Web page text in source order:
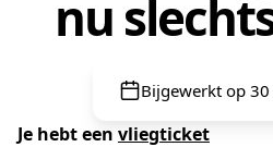
nu
Bijgewerkt op
Je hebt een vliegticket